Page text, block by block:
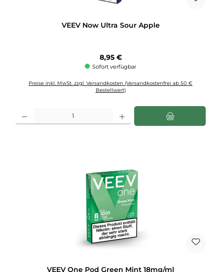
VEEV Now Ultra Sour Apple
Regulärer Preis:
8,95 €
Sofort verfügbar
Preise inkl. MwSt. zzgl. Versandkosten (Versandkostenfrei ab 50 €
Bestellwert)
VEEV One Pod Green Mint 18mg/ml